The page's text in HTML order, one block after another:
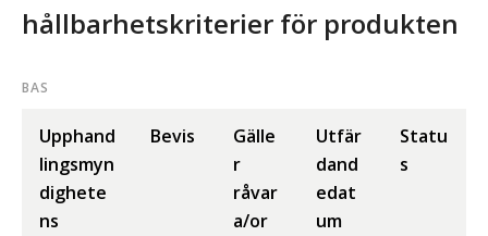
hållbarhetskriterier för produkten
BAS
Upphand
lingsmyn
dighete
ns
Bevis
Gälle
r
råvar
a/or
Utfär
dand
edat
um
Statu
s